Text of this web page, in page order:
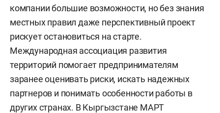
компании большие возможности, но без знания
местных правил даже перспективный проект
рискует остановиться на старте.
Международная ассоциация развития
территорий помогает предпринимателям
заранее оценивать риски, искать надежных
партнеров и понимать особенности работы в
других странах. В Кыргызстане МАРТ